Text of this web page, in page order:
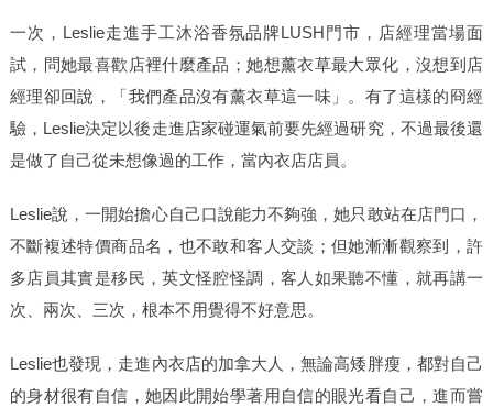
一次， Leslie走進手工沐浴香氛品牌LUSH門市，店經理當場面
試，問她最喜歡店裡什麼產品；她想薰衣草最大眾化，沒想到店
經理卻回說，「我們產品沒有薰衣草這一味」。有了這樣的冏經
驗， Leslie決定以後走進店家碰運氣前要先經過研究，不過最後還
是做了自己從未想像過的工作，當內衣店店員。
Leslie說，一開始擔心自己口說能力不夠強，她只敢站在店門口，
不斷複述特價商品名，也不敢和客人交談；但她漸漸觀察到，許
多店員其實是移民，英文怪腔怪調，客人如果聽不懂，就再講一
次、兩次、三次，根本不用覺得不好意思。
Leslie也發現，走進內衣店的加拿大人，無論高矮胖瘦，都對自己
的身材很有自信，她因此開始學著用自信的眼光看自己，進而嘗